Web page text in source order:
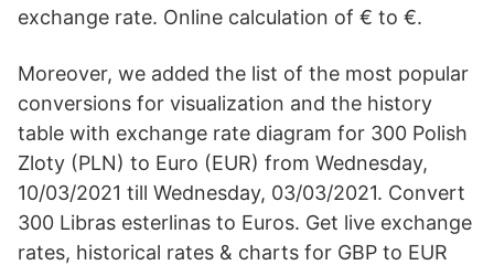
exchange rate. Online calculation of € to €.
Moreover, we added the list of the most popular
conversions for visualization and the history
table with exchange rate diagram for 300 Polish
Zloty (PLN) to Euro (EUR) from Wednesday,
10/03/2021 till Wednesday, 03/03/2021. Convert
300 Libras esterlinas to Euros. Get live exchange
rates, historical rates & charts for GBP to EUR